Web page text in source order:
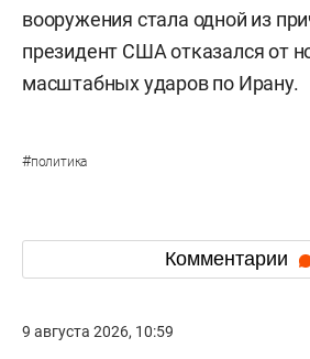
вооружения стала одной из
президент США отказался от
масштабных ударов по Ирану.
#политика
Комментарии
9 августа 2026, 10:59